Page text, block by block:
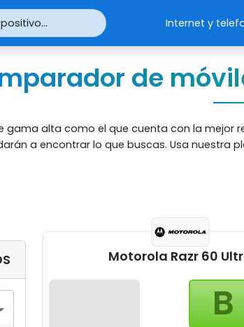
Internet y
de
gama alta como el que cuenta con la mejor
a encontrar lo que buscas. Usa nuestra
Motorola Razr 60
B